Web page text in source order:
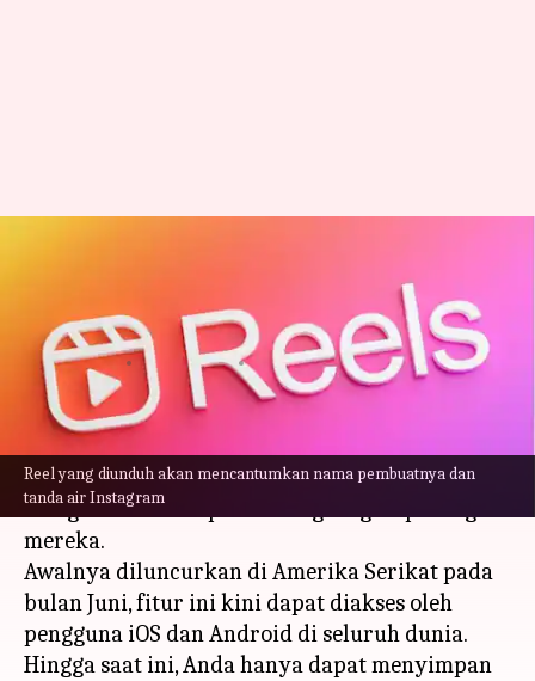
Reel yang diunduh akan mencantumkan nama pembuatnya dan
tanda air Instagram
mengunduh Reel Instagram
Anda
menulis Bob Nov 24, 2023 10:53 am
Apa ceritanya
Instagram sekarang memungkinkan pengguna
mengunduh video publik langsung ke perangkat
mereka.
Awalnya diluncurkan di Amerika Serikat pada
bulan Juni, fitur ini kini dapat diakses oleh
pengguna iOS dan Android di seluruh dunia.
Hingga saat ini, Anda hanya dapat menyimpan